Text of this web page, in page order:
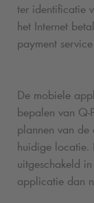
ter identificatie
het Internet
payment
De mobiele
bepalen van Q-
plannen van de
huidige locatie.
uitgeschakeld
applicatie dan